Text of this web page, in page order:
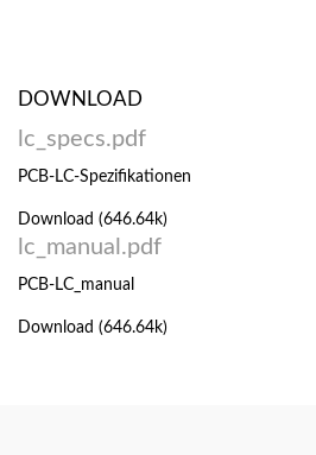
DOWNLOAD
lc_specs.pdf
PCB-LC-Spezifikationen
Download (646.64k)
lc_manual.pdf
PCB-LC_manual
Download (646.64k)